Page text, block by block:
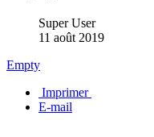
Super User
11 août 2019
Empty
Imprimer
E-mail